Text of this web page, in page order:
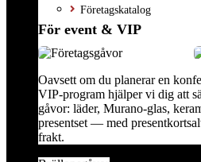
Företagskatalog
För event & VIP
Oavsett om du planerar en
VIP-program hjälper vi dig att
gåvor: läder, Murano-glas,
presentset — med
frakt.